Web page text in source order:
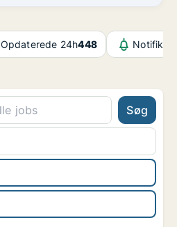
Opdaterede 24h448
Søg